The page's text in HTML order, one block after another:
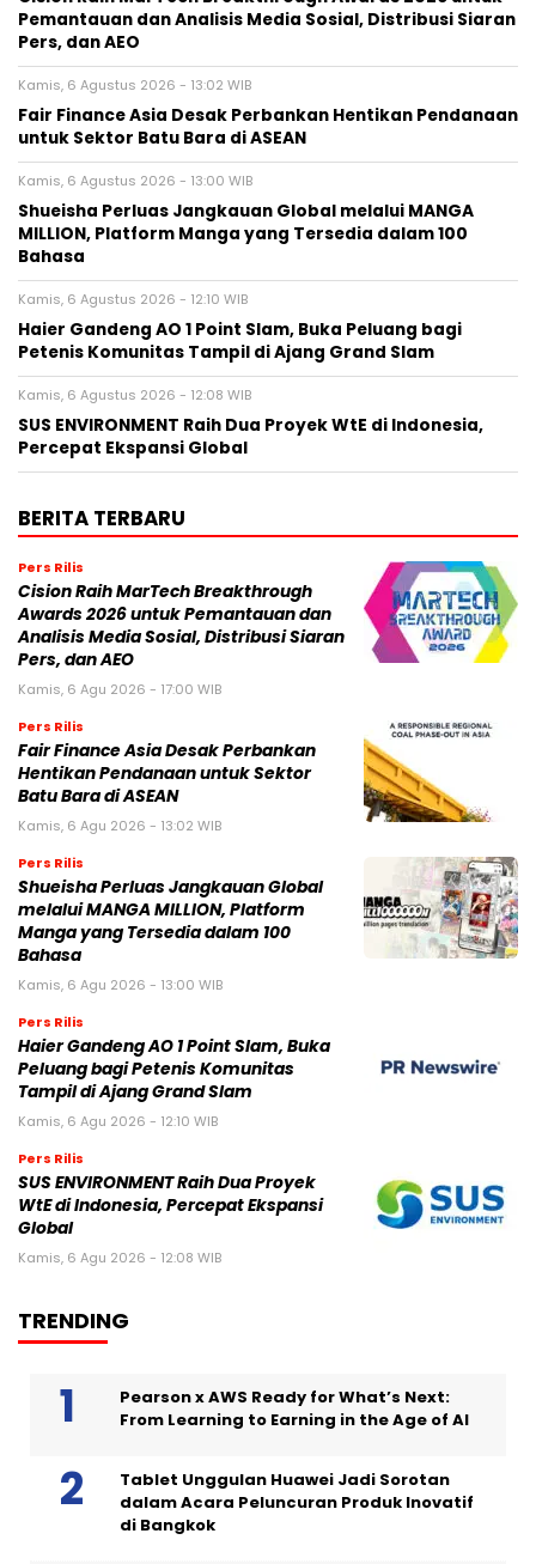
Pemantauan dan Analisis Media Sosial, Distribusi Siaran
Pers, dan AEO
Kamis, 6 Agustus 2026 - 13:02 WIB
Fair Finance Asia Desak Perbankan Hentikan Pendanaan
untuk Sektor Batu Bara di ASEAN
Kamis, 6 Agustus 2026 - 13:00 WIB
Shueisha Perluas Jangkauan Global melalui MANGA
MILLION, Platform Manga yang Tersedia dalam 100
Bahasa
Kamis, 6 Agustus 2026 - 12:10 WIB
Haier Gandeng AO 1 Point Slam, Buka Peluang bagi
Petenis Komunitas Tampil di Ajang Grand Slam
Kamis, 6 Agustus 2026 - 12:08 WIB
SUS ENVIRONMENT Raih Dua Proyek WtE di Indonesia,
Percepat Ekspansi Global
BERITA TERBARU
Pers Rilis
Cision Raih MarTech Breakthrough
Awards 2026 untuk Pemantauan dan
Analisis Media Sosial, Distribusi Siaran
Pers, dan AEO
Kamis, 6 Agu 2026 - 17:00 WIB
Pers Rilis
Fair Finance Asia Desak Perbankan
Hentikan Pendanaan untuk Sektor
Batu Bara di ASEAN
Kamis, 6 Agu 2026 - 13:02 WIB
Pers Rilis
Shueisha Perluas Jangkauan Global
melalui MANGA MILLION, Platform
Manga yang Tersedia dalam 100
Bahasa
Kamis, 6 Agu 2026 - 13:00 WIB
Pers Rilis
Haier Gandeng AO 1 Point Slam, Buka
Peluang bagi Petenis Komunitas
Tampil di Ajang Grand Slam
Kamis, 6 Agu 2026 - 12:10 WIB
Pers Rilis
SUS ENVIRONMENT Raih Dua Proyek
WtE di Indonesia, Percepat Ekspansi
Global
Kamis, 6 Agu 2026 - 12:08 WIB
TRENDING
Pearson x AWS Ready for What’s Next:
From Learning to Earning in the Age of AI
Tablet Unggulan Huawei Jadi Sorotan
dalam Acara Peluncuran Produk Inovatif
di Bangkok